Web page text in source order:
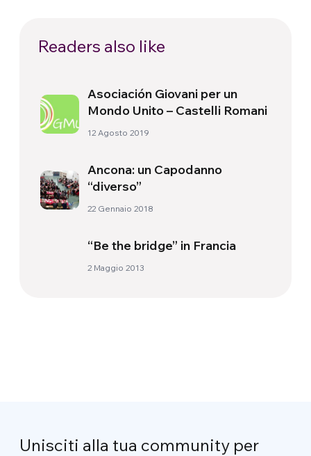
Readers also like
Asociación Giovani per un
Mondo Unito – Castelli Romani
12 Agosto 2019
Ancona: un Capodanno
“diverso”
22 Gennaio 2018
“Be the bridge” in Francia
2 Maggio 2013
Unisciti alla tua community per